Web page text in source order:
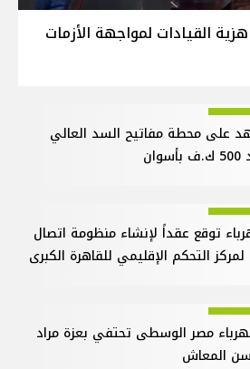
القيادات لمواجهة الأزمات
على محطة مفاتيح السد العالي
توقع عقداً لإنشاء منظومة اتصال
لمركز التحكم الإقليمي للقاهرة الكبرى
مصر الوسطى تحتفي بعزة مراد
سن المعاش